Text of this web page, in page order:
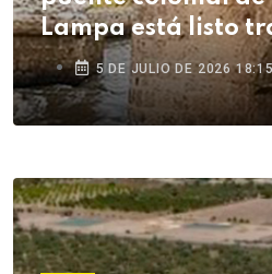
Lampa está listo
5 DE JULIO DE 2026